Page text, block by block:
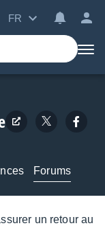
FR
Forums
un retour au